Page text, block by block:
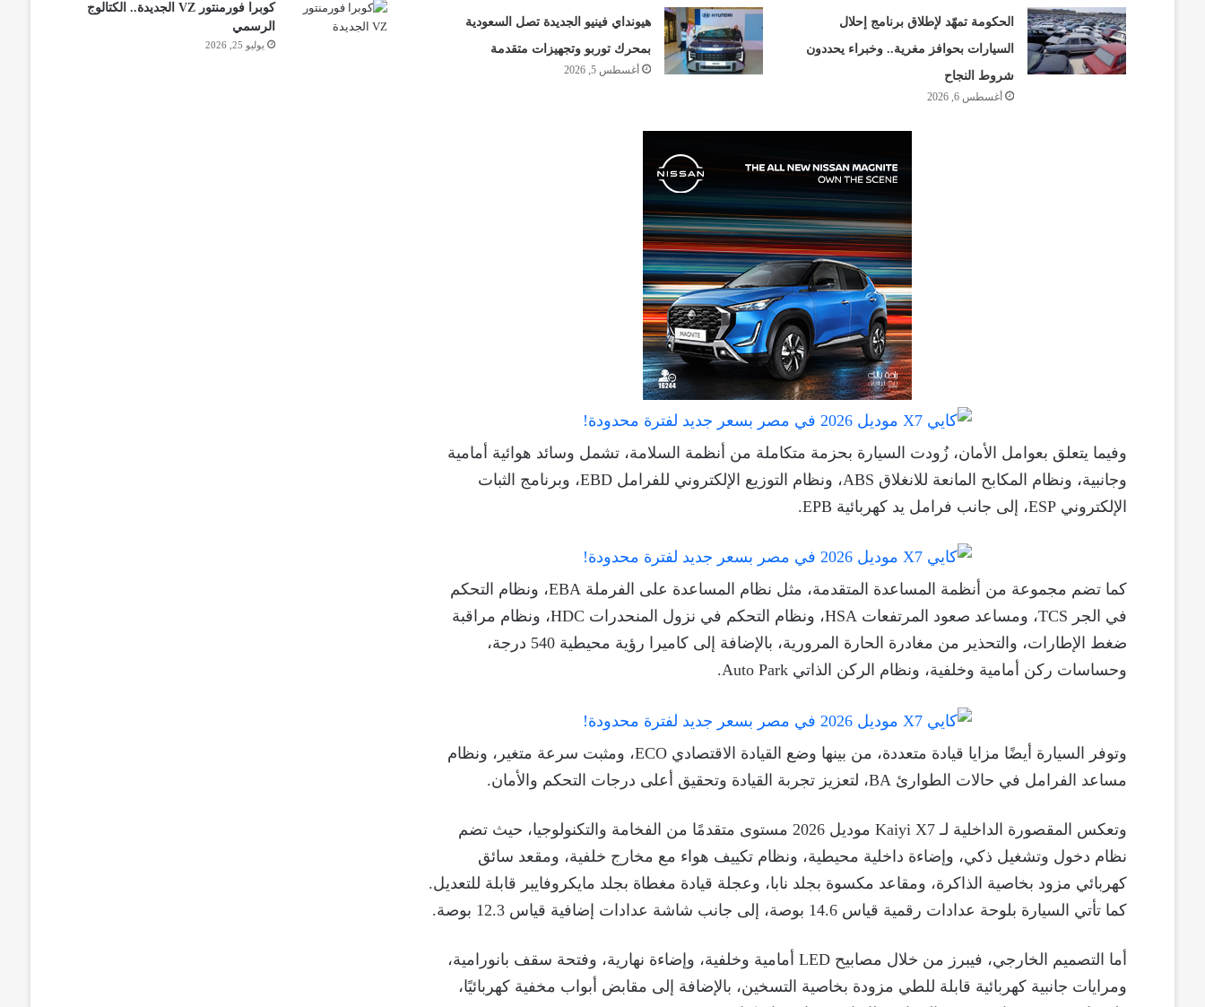
الحكومة تمهّد لإطلاق برنامج إحلال
السيارات بحوافز مغرية.. وخبراء يحددون
شروط النجاح
أغسطس 6, 2026
هيونداي فينيو الجديدة تصل السعودية
بمحرك توربو وتجهيزات متقدمة
أغسطس 5, 2026
وفيما يتعلق بعوامل الأمان، زُودت السيارة بحزمة متكاملة من أنظمة السلامة، تشمل وسائد هوائية أمامية
وجانبية، ونظام المكابح المانعة للانغلاق ABS، ونظام التوزيع الإلكتروني للفرامل EBD، وبرنامج الثبات
الإلكتروني ESP، إلى جانب فرامل يد كهربائية EPB.
كما تضم مجموعة من أنظمة المساعدة المتقدمة، مثل نظام المساعدة على الفرملة EBA، ونظام التحكم
في الجر TCS، ومساعد صعود المرتفعات HSA، ونظام التحكم في نزول المنحدرات HDC، ونظام مراقبة
ضغط الإطارات، والتحذير من مغادرة الحارة المرورية، بالإضافة إلى كاميرا رؤية محيطية 540 درجة،
وحساسات ركن أمامية وخلفية، ونظام الركن الذاتي Auto Park.
وتوفر السيارة أيضًا مزايا قيادة متعددة، من بينها وضع القيادة الاقتصادي ECO، ومثبت سرعة متغير، ونظام
مساعد الفرامل في حالات الطوارئ BA، لتعزيز تجربة القيادة وتحقيق أعلى درجات التحكم والأمان.
وتعكس المقصورة الداخلية لـ Kaiyi X7 موديل 2026 مستوى متقدمًا من الفخامة والتكنولوجيا، حيث تضم
نظام دخول وتشغيل ذكي، وإضاءة داخلية محيطية، ونظام تكييف هواء مع مخارج خلفية، ومقعد سائق
كهربائي مزود بخاصية الذاكرة، ومقاعد مكسوة بجلد نابا، وعجلة قيادة مغطاة بجلد مايكروفايبر قابلة للتعديل.
كما تأتي السيارة بلوحة عدادات رقمية قياس 14.6 بوصة، إلى جانب شاشة عدادات إضافية قياس 12.3 بوصة.
أما التصميم الخارجي، فيبرز من خلال مصابيح LED أمامية وخلفية، وإضاءة نهارية، وفتحة سقف بانورامية،
ومرايات جانبية كهربائية قابلة للطي مزودة بخاصية التسخين، بالإضافة إلى مقابض أبواب مخفية كهربائيًا،
كوبرا فورمنتور VZ الجديدة.. الكتالوج
الرسمي
يوليو 25, 2026